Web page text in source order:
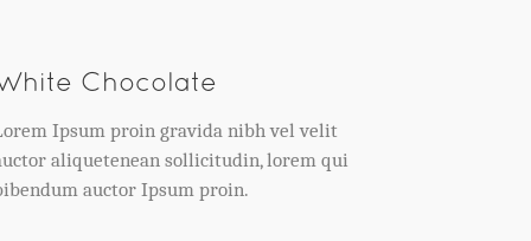
Chocolate
Ipsum proin gravida nibh vel velit
aliquetenean sollicitudin, lorem qui
auctor Ipsum proin.